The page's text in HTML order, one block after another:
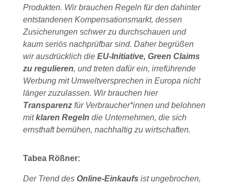
Produkten. Wir brauchen Regeln für den dahinter
entstandenen Kompensationsmarkt, dessen
Zusicherungen schwer zu durchschauen und
kaum seriös nachprüfbar sind. Daher begrüßen
wir ausdrücklich die EU-Initiative, Green Claims
zu regulieren, und treten dafür ein, irreführende
Werbung mit Umweltversprechen in Europa nicht
länger zuzulassen. Wir brauchen hier
Transparenz für Verbraucher*innen und belohnen
mitklaren Regeln die Unternehmen, die sich
ernsthaft bemühen, nachhaltig zu wirtschaften.
Tabea Rößner:
Der Trend des Online-Einkaufs ist ungebrochen,